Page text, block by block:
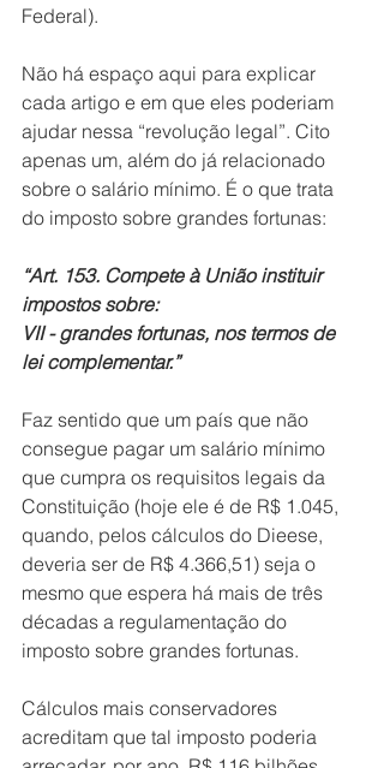
Federal).
Não há espaço aqui para explicar
cada artigo e em que eles poderiam
ajudar nessa “revolução legal”. Cito
apenas um, além do já relacionado
sobre o salário mínimo. É o que trata
do imposto sobre grandes fortunas:
“Art. 153. Compete à União instituir
impostos sobre:
VII - grandes fortunas, nos termos de
lei complementar.”
Faz sentido que um país que não
consegue pagar um salário mínimo
que cumpra os requisitos legais da
Constituição (hoje ele é de R$ 1.045,
quando, pelos cálculos do Dieese,
deveria ser de R$ 4.366,51) seja o
mesmo que espera há mais de três
décadas a regulamentação do
imposto sobre grandes fortunas.
Cálculos mais conservadores
acreditam que tal imposto poderia